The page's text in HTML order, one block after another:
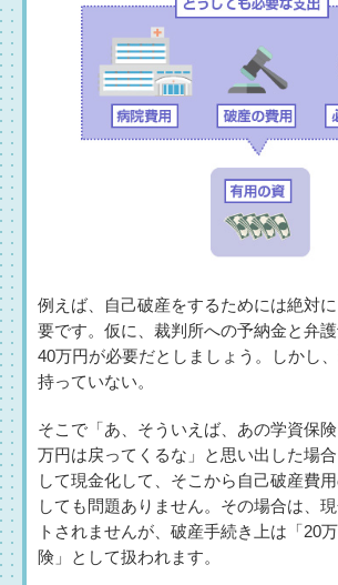
例えば、自己破産をするためには絶対
要です。仮に、裁判所への予納金と弁
40万円が必要だとしましょう。しかし
持っていない。
そこで「あ、そういえば、あの学資保
万円は戻ってくるな」と思い出した場
して現金化して、そこから自己破産費
しても問題ありません。その場合は、
トされませんが、破産手続き上は「20
険」として扱われます。